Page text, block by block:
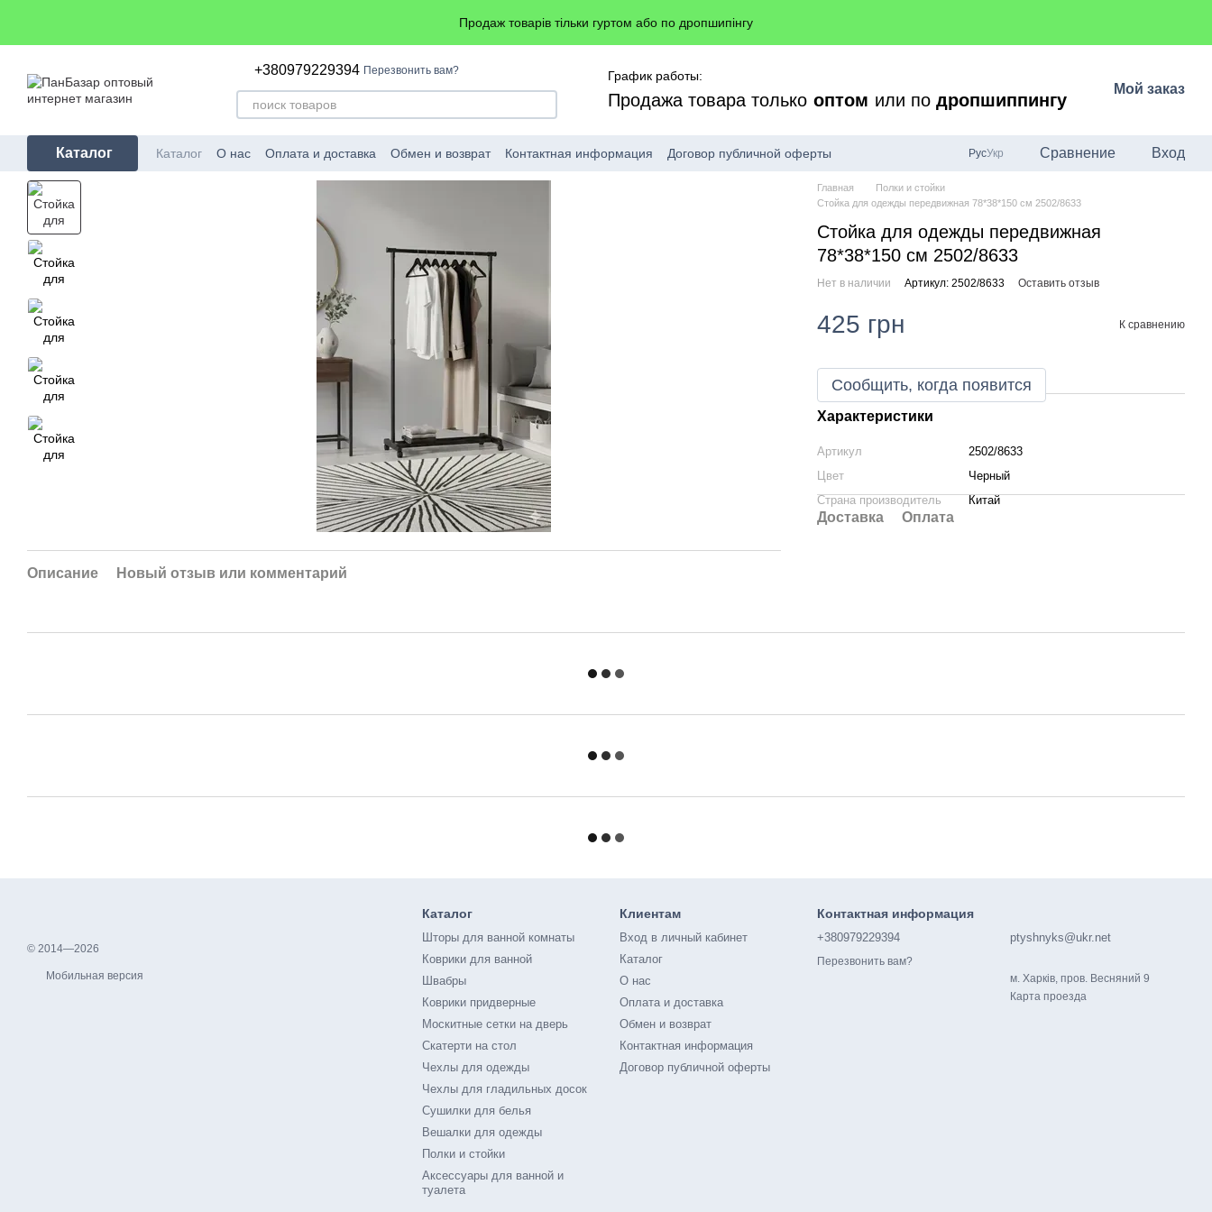
Продаж товарів тільки гуртом або по дропшипінгу
+380979229394 Перезвонить вам? График работы:
Продажа товара только оптом или подропшиппингу
Мой заказ
Каталог Каталог О нас Оплата и доставка Обмен и возврат Контактная информация Договор публичной оферты РусУкр Сравнение Вход
Описание Новый отзыв или комментарий
Главная
Полки и стойки
Стойка для одежды передвижная 78*38*150 см 2502/8633
Стойка для одежды передвижная
78*38*150 см 2502/8633
Нет в наличии Артикул: 2502/8633 Оставить отзыв
425 грн К сравнению
Сообщить, когда появится
Характеристики
Артикул
2502/8633
Цвет
Черный
Страна производитель
Китай
Доставка Оплата
© 2014—2026
Мобильная версия
Каталог
Шторы для ванной комнаты
Коврики для ванной
Швабры
Коврики придверные
Москитные сетки на дверь
Скатерти на стол
Чехлы для одежды
Чехлы для гладильных досок
Сушилки для белья
Вешалки для одежды
Полки и стойки
Аксессуары для ванной и
туалета
Клиентам
Вход в личный кабинет
Каталог
О нас
Оплата и доставка
Обмен и возврат
Контактная информация
Договор публичной оферты
Контактная информация
+380979229394
Перезвонить вам?
ptyshnyks@ukr.net
м. Харків, пров. Весняний 9
Карта проезда